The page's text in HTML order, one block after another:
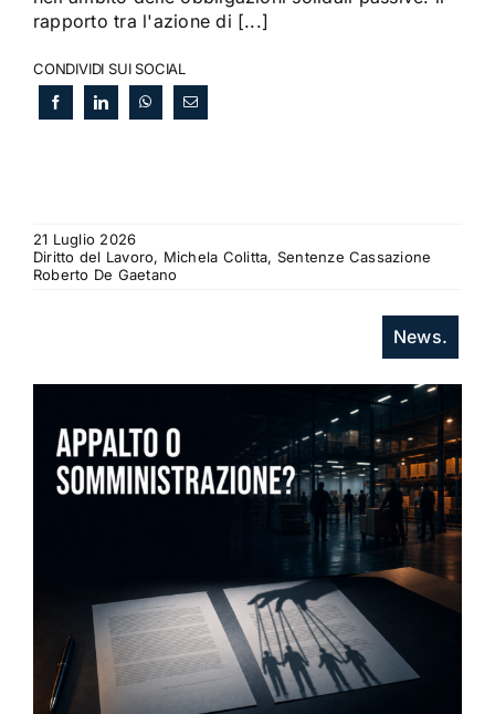
rapporto tra l'azione di [...]
CONDIVIDI SUI SOCIAL
21 Luglio 2026
Diritto del Lavoro, Michela Colitta, Sentenze Cassazione
Roberto De Gaetano
News.